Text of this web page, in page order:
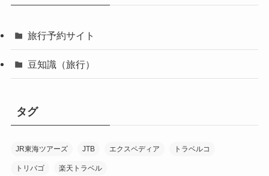
旅行予約サイト
豆知識（旅行）
タグ
JR東海ツアーズ JTB エクスペディア トラベルコ
トリバゴ 楽天トラベル